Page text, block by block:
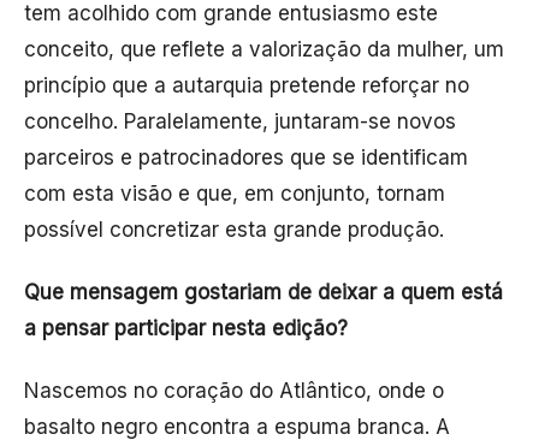
tem acolhido com grande entusiasmo este
conceito, que reflete a valorização da mulher, um
princípio que a autarquia pretende reforçar no
concelho. Paralelamente, juntaram-se novos
parceiros e patrocinadores que se identificam
com esta visão e que, em conjunto, tornam
possível concretizar esta grande produção.
Que mensagem gostariam de deixar a quem está
a pensar participar nesta edição?
Nascemos no coração do Atlântico, onde o
basalto negro encontra a espuma branca. A